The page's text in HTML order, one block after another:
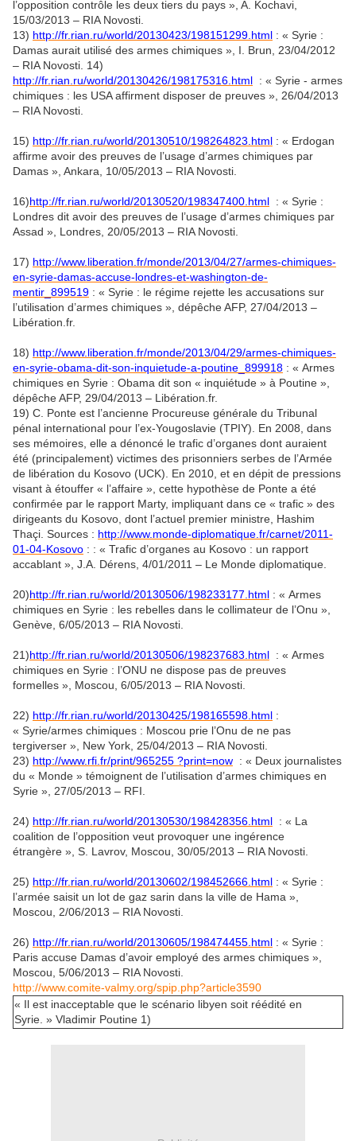
l’opposition contrôle les deux tiers du pays », A. Kochavi,
15/03/2013 – RIA Novosti.
13) http://fr.rian.ru/world/20130423/198151299.html : « Syrie :
Damas aurait utilisé des armes chimiques », I. Brun, 23/04/2012
– RIA Novosti. 14)
http://fr.rian.ru/world/20130426/198175316.html : « Syrie - armes
chimiques : les USA affirment disposer de preuves », 26/04/2013
– RIA Novosti.
15) http://fr.rian.ru/world/20130510/198264823.html : « Erdogan
affirme avoir des preuves de l’usage d’armes chimiques par
Damas », Ankara, 10/05/2013 – RIA Novosti.
16)http://fr.rian.ru/world/20130520/198347400.html : « Syrie :
Londres dit avoir des preuves de l’usage d’armes chimiques par
Assad », Londres, 20/05/2013 – RIA Novosti.
17) http://www.liberation.fr/monde/2013/04/27/armes-chimiques-
en-syrie-damas-accuse-londres-et-washington-de-
mentir_899519 : « Syrie : le régime rejette les accusations sur
l’utilisation d’armes chimiques », dépêche AFP, 27/04/2013 –
Libération.fr.
18) http://www.liberation.fr/monde/2013/04/29/armes-chimiques-
en-syrie-obama-dit-son-inquietude-a-poutine_899918 : « Armes
chimiques en Syrie : Obama dit son « inquiétude » à Poutine »,
dépêche AFP, 29/04/2013 – Libération.fr.
19) C. Ponte est l’ancienne Procureuse générale du Tribunal
pénal international pour l’ex-Yougoslavie (TPIY). En 2008, dans
ses mémoires, elle a dénoncé le trafic d’organes dont auraient
été (principalement) victimes des prisonniers serbes de l’Armée
de libération du Kosovo (UCK). En 2010, et en dépit de pressions
visant à étouffer « l’affaire », cette hypothèse de Ponte a été
confirmée par le rapport Marty, impliquant dans ce « trafic » des
dirigeants du Kosovo, dont l’actuel premier ministre, Hashim
Thaçi. Sources : http://www.monde-diplomatique.fr/carnet/2011-
01-04-Kosovo : : « Trafic d’organes au Kosovo : un rapport
accablant », J.A. Dérens, 4/01/2011 – Le Monde diplomatique.
20)http://fr.rian.ru/world/20130506/198233177.html : « Armes
chimiques en Syrie : les rebelles dans le collimateur de l’Onu »,
Genève, 6/05/2013 – RIA Novosti.
21)http://fr.rian.ru/world/20130506/198237683.html : « Armes
chimiques en Syrie : l’ONU ne dispose pas de preuves
formelles », Moscou, 6/05/2013 – RIA Novosti.
22) http://fr.rian.ru/world/20130425/198165598.html :
« Syrie/armes chimiques : Moscou prie l’Onu de ne pas
tergiverser », New York, 25/04/2013 – RIA Novosti.
23) http://www.rfi.fr/print/965255 ?print=now : « Deux journalistes
du « Monde » témoignent de l’utilisation d’armes chimiques en
Syrie », 27/05/2013 – RFI.
24) http://fr.rian.ru/world/20130530/198428356.html : « La
coalition de l’opposition veut provoquer une ingérence
étrangère », S. Lavrov, Moscou, 30/05/2013 – RIA Novosti.
25) http://fr.rian.ru/world/20130602/198452666.html : « Syrie :
l’armée saisit un lot de gaz sarin dans la ville de Hama »,
Moscou, 2/06/2013 – RIA Novosti.
26) http://fr.rian.ru/world/20130605/198474455.html : « Syrie :
Paris accuse Damas d’avoir employé des armes chimiques »,
Moscou, 5/06/2013 – RIA Novosti.
http://www.comite-valmy.org/spip.php?article3590
« Il est inacceptable que le scénario libyen soit réédité en
Syrie. » Vladimir Poutine 1)